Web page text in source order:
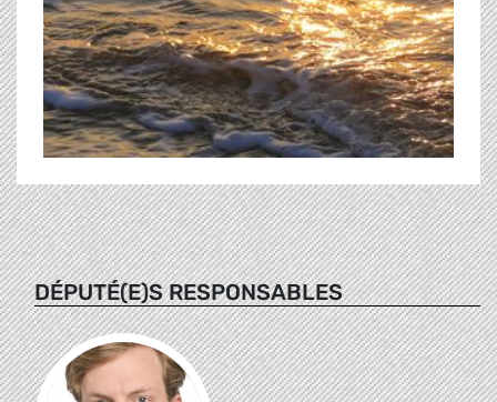
DÉPUTÉ(E)S RESPONSABLES